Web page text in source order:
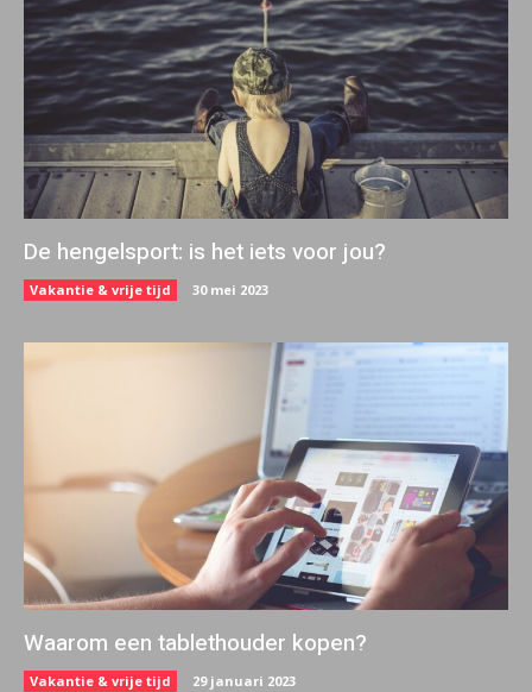
De hengelsport: is het iets voor jou?
Vakantie & vrije tijd 30 mei 2023
Waarom een tablethouder kopen?
Vakantie & vrije tijd 29 januari 2023